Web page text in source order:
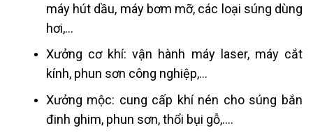
máy hút dầu, máy bơm mỡ, các loại súng dùng
hơi,…
Xưởng cơ khí: vận hành máy laser, máy cắt
kính, phun sơn công nghiệp,…
Xưởng mộc: cung cấp khí nén cho súng bắn
đinh ghim, phun sơn, thổi bụi gỗ,….